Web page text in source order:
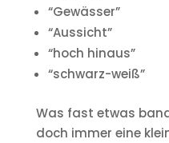
“Gewässer”
“Aussicht”
“hoch hinaus”
“schwarz-weiß”
Was fast etwas
doch immer eine